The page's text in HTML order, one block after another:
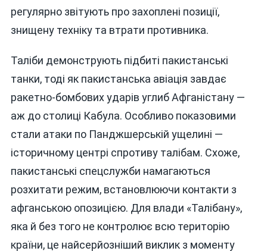
регулярно звітують про захоплені позиції,
знищену техніку та втрати противника.
Таліби демонструють підбиті пакистанські
танки, тоді як пакистанська авіація завдає
ракетно-бомбових ударів углиб Афганістану —
аж до столиці Кабула. Особливо показовими
стали атаки по Панджшерській ущелині —
історичному центрі спротиву талібам. Схоже,
пакистанські спецслужби намагаються
розхитати режим, встановлюючи контакти з
афганською опозицією. Для влади «Талібану»,
яка й без того не контролює всю територію
країни, це найсерйозніший виклик з моменту